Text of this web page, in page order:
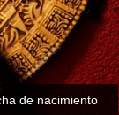
de nacimiento